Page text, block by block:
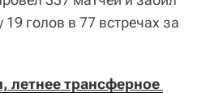
голов в 77 встречах за
летнее трансферное